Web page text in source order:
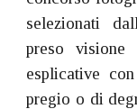
selezionati
preso
esplicative
pregio o di